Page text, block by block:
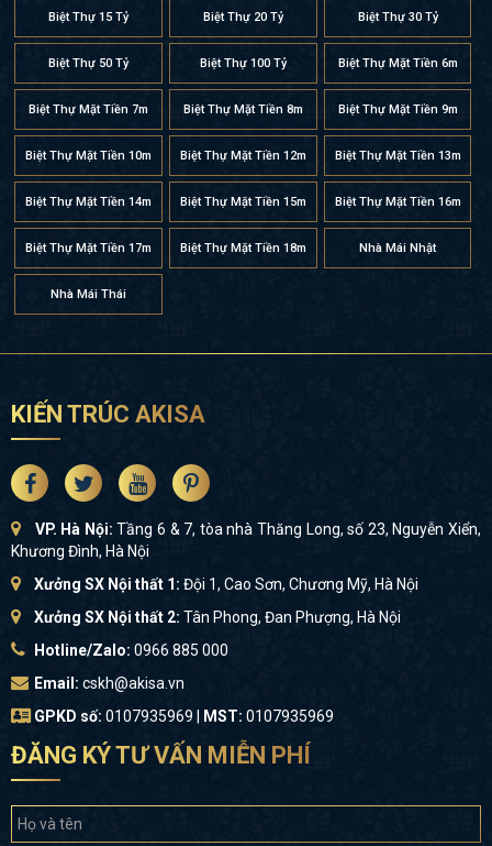
Biệt Thự 15 Tỷ Biệt Thự 20 Tỷ Biệt Thự 30 Tỷ
Biệt Thự 50 Tỷ Biệt Thự 100 Tỷ Biệt Thự Mặt Tiền 6m
Biệt Thự Mặt Tiền 7m Biệt Thự Mặt Tiền 8m Biệt Thự Mặt Tiền 9m
Biệt Thự Mặt Tiền 10m Biệt Thự Mặt Tiền 12m Biệt Thự Mặt Tiền 13m
Biệt Thự Mặt Tiền 14m Biệt Thự Mặt Tiền 15m Biệt Thự Mặt Tiền 16m
Biệt Thự Mặt Tiền 17m Biệt Thự Mặt Tiền 18m Nhà Mái Nhật
Nhà Mái Thái
KIẾN TRÚC AKISA
VP. Hà Nội:Tầng 6 & 7, tòa nhà Thăng Long, số 23, Nguyễn Xiển,
Khương Đình, Hà Nội
Xưởng SX Nội thất 1: Đội 1, Cao Sơn, Chương Mỹ, Hà Nội
Xưởng SX Nội thất 2: Tân Phong, Đan Phượng, Hà Nội
Hotline/Zalo: 0966 885 000
Email: cskh@akisa.vn
GPKD số: 0107935969 | MST: 0107935969
ĐĂNG KÝ TƯ VẤN MIỄN PHÍ